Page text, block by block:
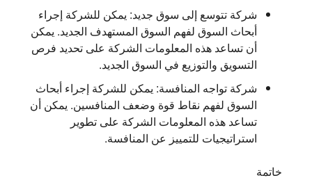
شركة تتوسع إلى سوق جديد: يمكن للشركة إجراء
أبحاث السوق لفهم السوق المستهدف الجديد. يمكن
أن تساعد هذه المعلومات الشركة على تحديد فرص
التسويق والتوزيع في السوق الجديد.
شركة تواجه المنافسة: يمكن للشركة إجراء أبحاث
السوق لفهم نقاط قوة وضعف المنافسين. يمكن أن
تساعد هذه المعلومات الشركة على تطوير
استراتيجيات للتمييز عن المنافسة.
خاتمة